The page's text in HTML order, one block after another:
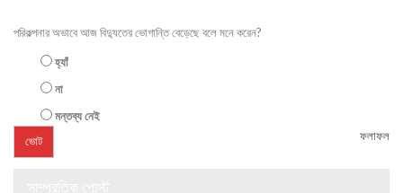
পরিকল্পনার অভাবে আজ বিদ্যুতের ভোগান্তি বেড়েছে বলে মনে করেন?
হ্যাঁ
না
মন্তব্য নেই
ফলাফল